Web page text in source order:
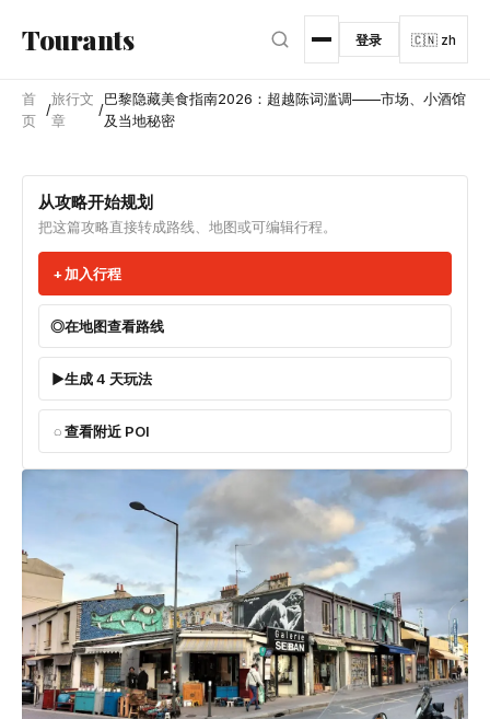
Tourants 登录 🇨🇳 zh
首
页
/
旅行文
章
/
巴黎隐藏美食指南2026：超越陈词滥调——市场、小酒馆
及当地秘密
从攻略开始规划
把这篇攻略直接转成路线、地图或可编辑行程。
加入行程
在地图查看路线
生成 4 天玩法
查看附近 POI